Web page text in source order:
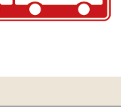
こめて
ウス新入荷！～キテ
！
て来たので、リラック
ぁ。
っていたりちょっと曲